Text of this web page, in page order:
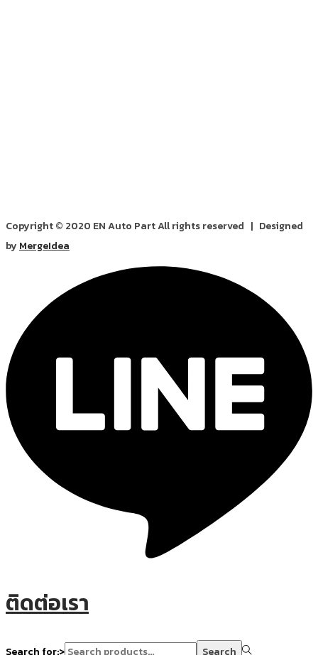
Copyright © 2020 EN Auto Part All rights reserved | Designed
by MergeIdea
ติดต่อเรา
Search for:> Search